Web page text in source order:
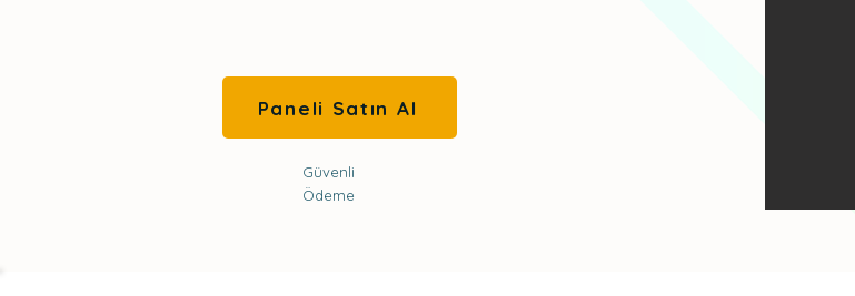
Paneli Satın Al
Güvenli
Ödeme